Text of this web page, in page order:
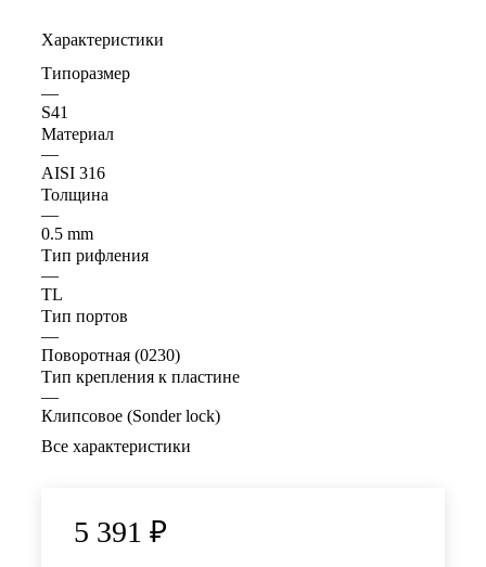
Характеристики
Типоразмер
—
S41
Материал
—
AISI 316
Толщина
—
0.5 mm
Тип рифления
—
ТL
Тип портов
—
Поворотная (0230)
Тип крепления к пластине
—
Клипсовое (Sonder lock)
Все характеристики
5 391 ₽